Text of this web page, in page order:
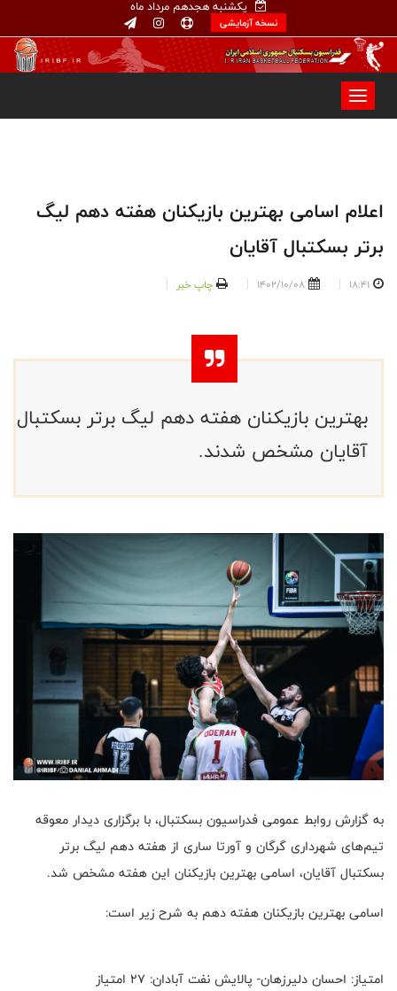
یکشنبه هجدهم مرداد ماه
نسخه آزمایشی
اعلام اسامی بهترین بازیکنان هفته دهم لیگ
برتر بسکتبال آقایان
18:41
1402/10/08 چاپ خبر
بهترین بازیکنان هفته دهم لیگ برتر بسکتبال
آقایان مشخص شدند.
به گزارش روابط عمومی فدراسیون بسکتبال، با برگزاری دیدار معوقه
تیم‌های شهرداری گرگان و آورتا ساری از هفته دهم لیگ برتر
بسکتبال آقایان، اسامی بهترین بازیکنان این هفته مشخص شد.
اسامی بهترین بازیکنان هفته دهم به شرح زیر است:
امتیاز: احسان دلیرزهان- پالایش نفت آبادان: ۲۷ امتیاز